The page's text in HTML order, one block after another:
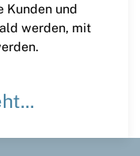
Kunden und
werden, mit